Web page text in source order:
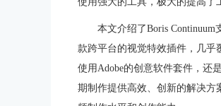
本文介绍了Boris Continuum
款跨平台的视觉特效插件，几乎
使用Adobe的创意软件套件，还
期制作提供高效、创新的解决方